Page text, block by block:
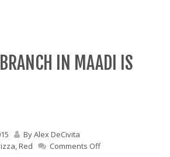
IN MAADI IS
ByAlex DeCivita
,Red Comments Offon